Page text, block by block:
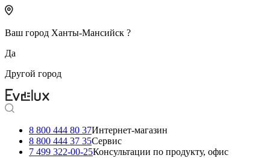
Ваш город Ханты-Мансийск ?
Да
Другой город
8 800 444 80 37Интернет-магазин
8 800 444 37 35Сервис
7 499 322-00-25Консультации по продукту, офис